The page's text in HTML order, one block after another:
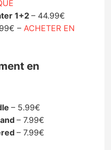
1+2– 44.99€
–ACHETER EN
en
– 5.99€
– 7.99€
– 7.99€